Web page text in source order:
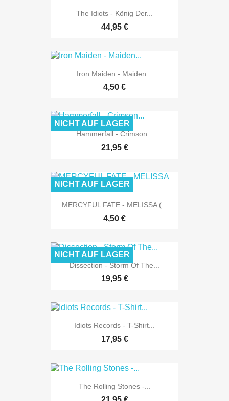
The Idiots - König Der...
44,95 €
Iron Maiden - Maiden...
4,50 €
Hammerfall - Crimson...
21,95 €
NICHT AUF LAGER
MERCYFUL FATE - MELISSA (...
4,50 €
NICHT AUF LAGER
Dissection - Storm Of The...
19,95 €
NICHT AUF LAGER
Idiots Records - T-Shirt...
17,95 €
The Rolling Stones -...